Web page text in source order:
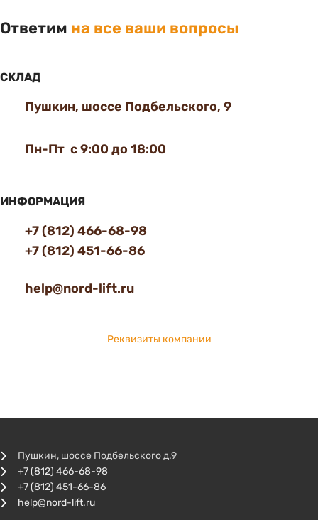
Ответим на все ваши вопросы
СКЛАД
Пушкин, шоссе Подбельского, 9
Пн-Пт с 9:00 до 18:00
ИНФОРМАЦИЯ
+7 (812) 466-68-98
+7 (812) 451-66-86
help@nord-lift.ru
Реквизиты компании
Пушкин, шоссе Подбельского д.9
+7 (812) 466-68-98
+7 (812) 451-66-86
help@nord-lift.ru